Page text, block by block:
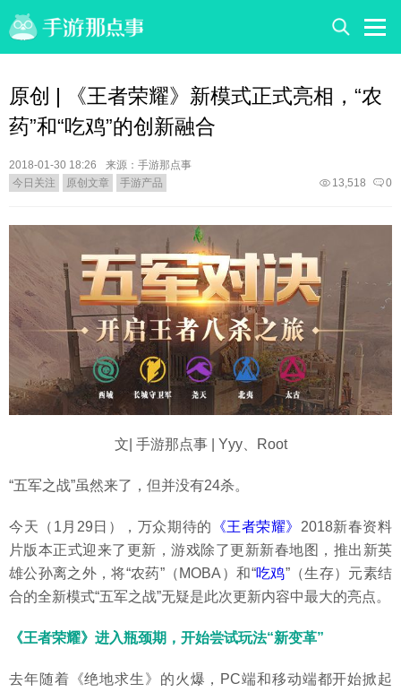
原创 | 《王者荣耀》新模式正式亮相，“农
药”和“吃鸡”的创新融合
2018-01-30 18:26
来源：手游那点事
今日关注
原创文章 手游产品 0
13,518
文| 手游那点事 | Yyy、Root
“五军之战”虽然来了，但并没有24杀。
今天（1月29日），万众期待的 《王者荣耀》 2018新春资料
片版本正式迎来了更新，游戏除了更新新春地图，推出新英
雄公孙离之外，将“农药”（MOBA）和“吃鸡”（生存）元素结
合的全新模式“五军之战”无疑是此次更新内容中最大的亮点。
《王者荣耀》进入瓶颈期，开始尝试玩法“新变革”
去年随着《绝地求生》的火爆，PC端和移动端都开始掀起